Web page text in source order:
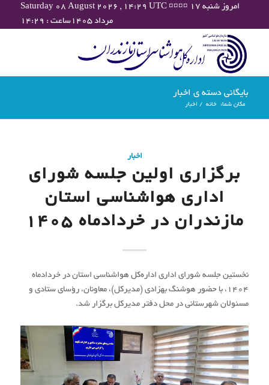
Saturday 08 August 2026 , 14:29 UTC ¤¤¤¤ امروز شنبه ۱۷
مرداد ۱۴۰۵ساعت : ۱۴:۲۹
بایگانی دسته ی اخبار
مکان شما: خانه / اخبار
اخبار
برگزاری اولین جلسه شورای
اداری هواشناسی استان
مازندران در خردادماه ۱۴۰۵
نخستین جلسه شورای اداری اداره‌کل هواشناسی استان در خردادماه
۱۴۰۴، با حضور هوشنگ بهزادی (مدیرکل)، معاونان، رؤسای ستادی و
مسئولان شهرستانی در محل دفتر مدیرکل برگزار شد.